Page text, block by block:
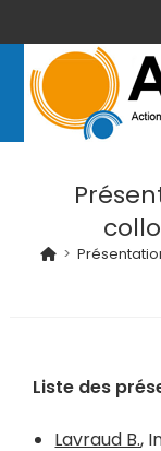
>
Liste des
Lavraud B.,